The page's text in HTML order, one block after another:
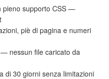
pieno supporto CSS —
piè di pagina e numeri
nessun file caricato da
di 30 giorni senza limitazioni